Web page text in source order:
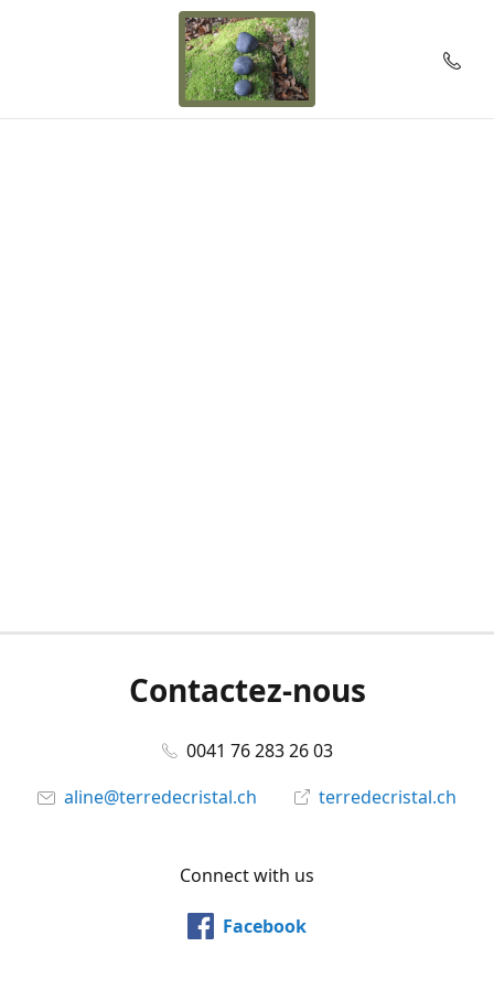
Contactez-nous
0041 76 283 26 03
aline@terredecristal.ch
terredecristal.ch
Connect with us
Facebook